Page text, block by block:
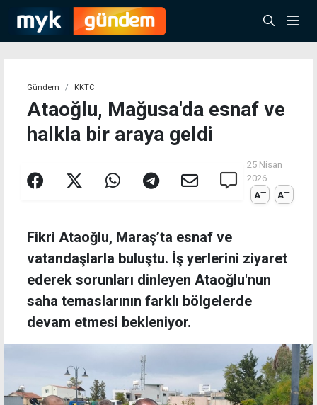
Gündem KKTC
Ataoğlu, Mağusa'da esnaf ve
halkla bir araya geldi
25 Nisan
2026
A
A
Fikri Ataoğlu, Maraş’ta esnaf ve
vatandaşlarla buluştu. İş yerlerini ziyaret
ederek sorunları dinleyen Ataoğlu'nun
saha temaslarının farklı bölgelerde
devam etmesi bekleniyor.